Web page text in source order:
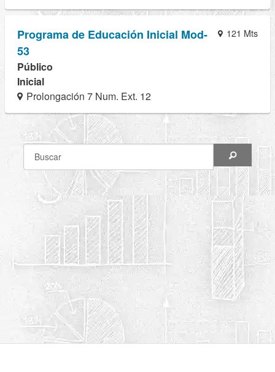
121 Mts
Programa de Educación Inicial Mod-
53
Público
Inicial
Prolongación 7 Num. Ext. 12